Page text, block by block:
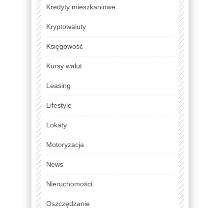
Kredyty mieszkaniowe
Kryptowaluty
Księgowość
Kursy walut
Leasing
Lifestyle
Lokaty
Motoryzacja
News
Nieruchomości
Oszczędzanie